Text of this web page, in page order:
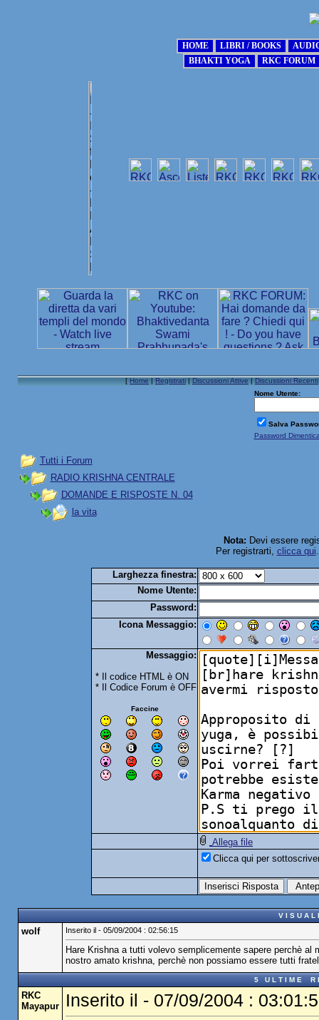
[Home|Registrati|Discussioni Attive|Discussioni Recenti
Nome Utente:
Salva
Password
Tutti i Forum
RADIO KRISHNA CENTRALE
DOMANDE E RISPOSTE N. 04
la vita
Nota: Devi essere
Per registrarti, clicca qui
Larghezza finestra:
Nome Utente:
Password:
Icona Messaggio:
Messaggio:
* Il codice HTML è ON
* Il Codice Forum è OFF
Faccine
Allega file
Clicca qui per
V I S U A L
wolf Inserito il - 05/09/2004 : 02:56:15
Hare Krishna a tutti volevo semplicemente sapere perchè
nostro amato krishna, perchè non possiamo essere tutti
5 U L T I M E R I
RKC
Mayapur
Inserito il - 07/09/2004 :